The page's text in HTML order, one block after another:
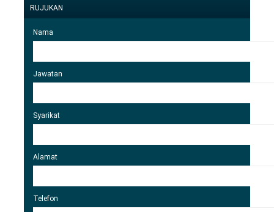
SELINDUNGKAN
RUJUKAN
Nama
Jawatan
Syarikat
Alamat
Telefon